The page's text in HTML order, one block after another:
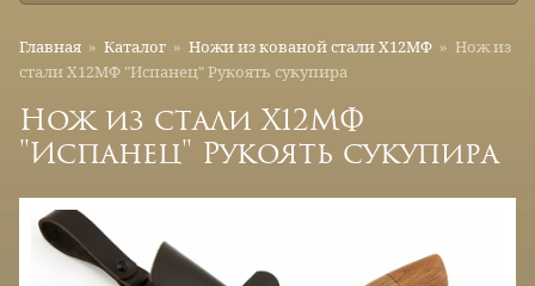
Главная » Каталог » Ножи из кованой стали Х12МФ » Нож из
стали Х12МФ "Испанец" Рукоять сукупира
Нож из стали Х12МФ
"Испанец" Рукоять сукупира